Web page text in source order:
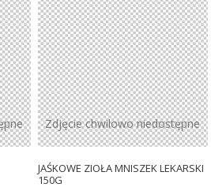
Zdjęcie chwilowo niedostępne
JAŚKOWE ZIOŁA MNISZEK LEKARSKI
150G